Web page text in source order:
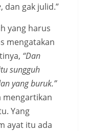
, dan gak julid.”
yang harus
mengatakan
“Dan
sungguh
yang buruk.”
mengartikan
Yang
ayat itu ada